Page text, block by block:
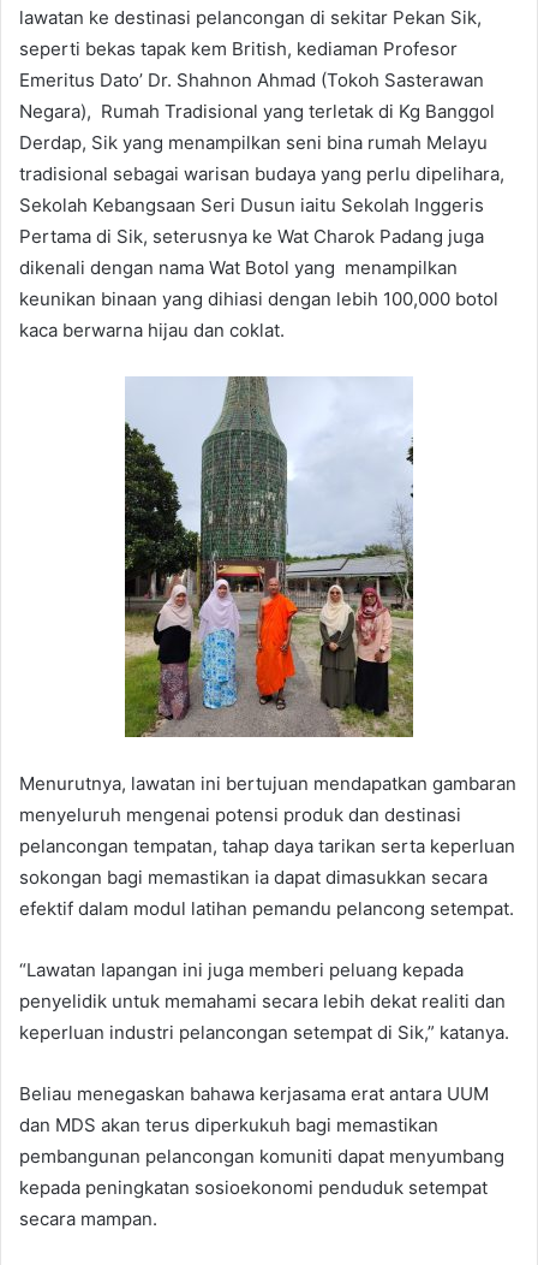
lawatan ke destinasi pelancongan di sekitar Pekan Sik,
seperti bekas tapak kem British, kediaman Profesor
Emeritus Dato’ Dr. Shahnon Ahmad (Tokoh Sasterawan
Negara), Rumah Tradisional yang terletak di Kg Banggol
Derdap, Sik yang menampilkan seni bina rumah Melayu
tradisional sebagai warisan budaya yang perlu dipelihara,
Sekolah Kebangsaan Seri Dusun iaitu Sekolah Inggeris
Pertama di Sik, seterusnya ke Wat Charok Padang juga
dikenali dengan nama Wat Botol yang menampilkan
keunikan binaan yang dihiasi dengan lebih 100,000 botol
kaca berwarna hijau dan coklat.
Menurutnya, lawatan ini bertujuan mendapatkan gambaran
menyeluruh mengenai potensi produk dan destinasi
pelancongan tempatan, tahap daya tarikan serta keperluan
sokongan bagi memastikan ia dapat dimasukkan secara
efektif dalam modul latihan pemandu pelancong setempat.
“Lawatan lapangan ini juga memberi peluang kepada
penyelidik untuk memahami secara lebih dekat realiti dan
keperluan industri pelancongan setempat di Sik,” katanya.
Beliau menegaskan bahawa kerjasama erat antara UUM
dan MDS akan terus diperkukuh bagi memastikan
pembangunan pelancongan komuniti dapat menyumbang
kepada peningkatan sosioekonomi penduduk setempat
secara mampan.